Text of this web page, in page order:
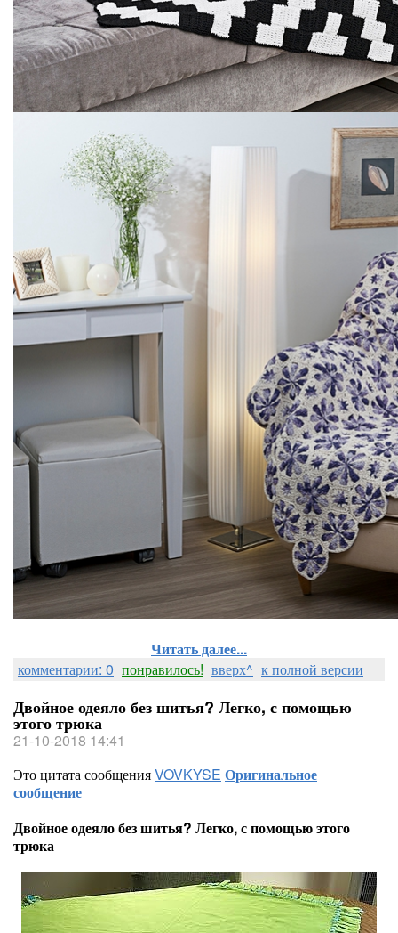
Читать далее...
комментарии: 0 понравилось! вверх^ к полной версии
Двойное одеяло без шитья? Легко, с помощью
этого трюка
21-10-2018 14:41
Это цитата сообщенияVOVKYSE Оригинальное
сообщение
Двойное одеяло без шитья? Легко, с помощью этого
трюка